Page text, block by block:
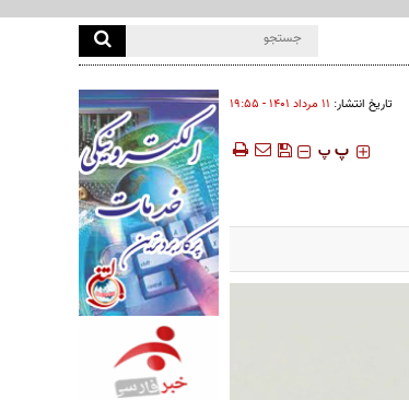
تاریخ انتشار: ۱۱ مرداد ۱۴۰۱ - ۱۹:۵۵
‍‍‍ پ پ